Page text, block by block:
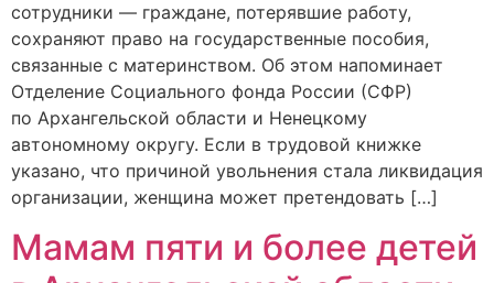
сотрудники — граждане, потерявшие работу,
сохраняют право на государственные пособия,
связанные с материнством. Об этом напоминает
Отделение Социального фонда России (СФР)
по Архангельской области и Ненецкому
автономному округу. Если в трудовой книжке
указано, что причиной увольнения стала ликвидация
организации, женщина может претендовать […]
Мамам пяти и более детей